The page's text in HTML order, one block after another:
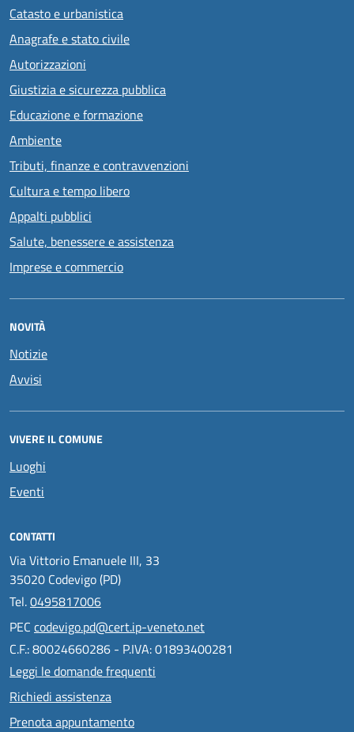
Catasto e urbanistica
Anagrafe e stato civile
Autorizzazioni
Giustizia e sicurezza pubblica
Educazione e formazione
Ambiente
Tributi, finanze e contravvenzioni
Cultura e tempo libero
Appalti pubblici
Salute, benessere e assistenza
Imprese e commercio
NOVITÀ
Notizie
Avvisi
VIVERE IL COMUNE
Luoghi
Eventi
CONTATTI
Via Vittorio Emanuele III, 33
35020 Codevigo (PD)
Tel.0495817006
PEC codevigo.pd@cert.ip-veneto.net
C.F.: 80024660286 - P.IVA: 01893400281
Leggi le domande frequenti
Richiedi assistenza
Prenota appuntamento